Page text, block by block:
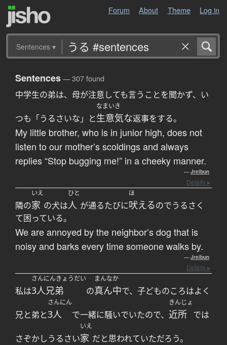
Forum About Theme Log in
Sentences ▾
Sentences— 307 found
中学生の弟は、母が注意しても言うことを聞かず、い
つも「うるさいな」と
なまいき
生意気な返事をする。
My little brother, who is in junior high, does not
listen to our mother’s scoldings and always
replies “Stop bugging me!” in a cheeky manner.
— Jreibun
Details ▸
隣の
いえ
家 の犬は
ひと
人 が通るたびに
ほ
吠えるのでうるさく
て困っている。
We are annoyed by the neighbor’s dog that is
noisy and barks every time someone walks by.
— Jreibun
Details ▸
私は
さんにんきょうだい
3人兄弟 の
まんなか
真ん中で、子どものころはよく
兄と弟と
さんにん
3人 で一緒に騒いでいたので、
きんじょ
近所 では
さぞかしうるさい
いえ
家 だと思われていただろう。